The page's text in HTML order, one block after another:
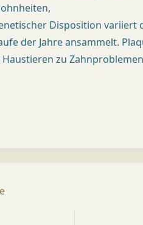
Ü
R
I
Dr.
Disposition variiert
der Jahre ansammelt.
zu Zahnproblemen